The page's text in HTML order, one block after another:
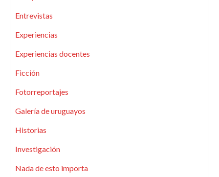
Entrevistas
Experiencias
Experiencias docentes
Ficción
Fotorreportajes
Galería de uruguayos
Historias
Investigación
Nada de esto importa